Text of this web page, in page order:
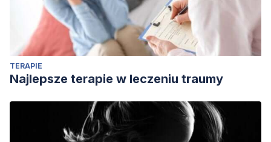
TERAPIE
Najlepsze terapie w leczeniu traumy